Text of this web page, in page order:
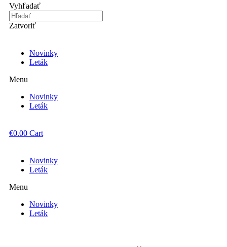
Vyhľadať
Zatvoriť
Novinky
Leták
Menu
Novinky
Leták
€0.00 Cart
Novinky
Leták
Menu
Novinky
Leták